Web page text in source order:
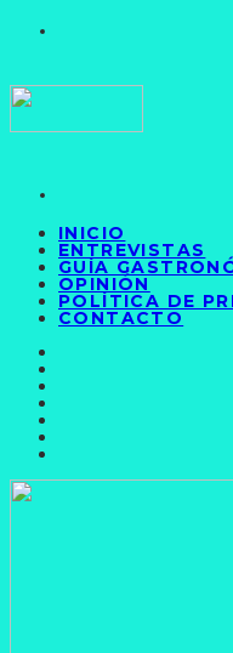
INICIO
ENTREVISTAS
GUÍA
OPINIÓN
POLÍTICA DE
CONTACTO